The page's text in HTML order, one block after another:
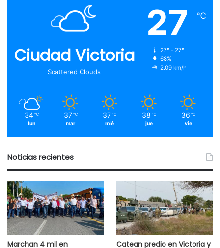
Ciudad Victoria
Scattered Clouds
27 ℃
27º - 27º
68%
2.09 km/h
34 ℃
lun
37 ℃
mar
37 ℃
mié
38 ℃
jue
36 ℃
vie
Noticias recientes
Marchan 4 mil en
Catean predio en Victoria y